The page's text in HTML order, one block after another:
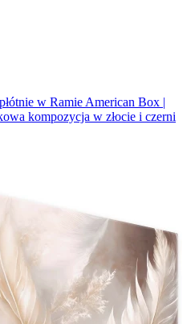
w Ramie American Box |
kompozycja w złocie i czerni